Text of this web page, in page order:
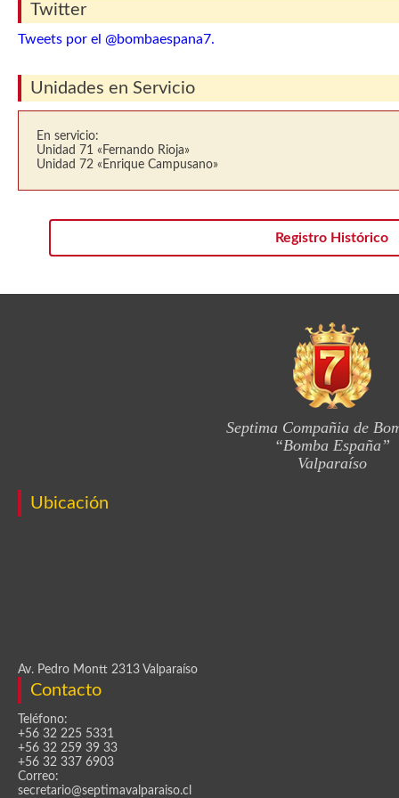
Twitter
Tweets por el @bombaespana7.
Unidades en Servicio
En servicio:
Unidad 71 «Fernando Rioja»
Unidad 72 «Enrique Campusano»
Registro Histórico
Septima Compañia de
“Bomba España”
Valparaíso
Ubicación
Av. Pedro Montt 2313 Valparaíso
Contacto
Teléfono:
+56 32 225 5331
+56 32 259 39 33
+56 32 337 6903
Correo:
secretario@septimavalparaiso.cl